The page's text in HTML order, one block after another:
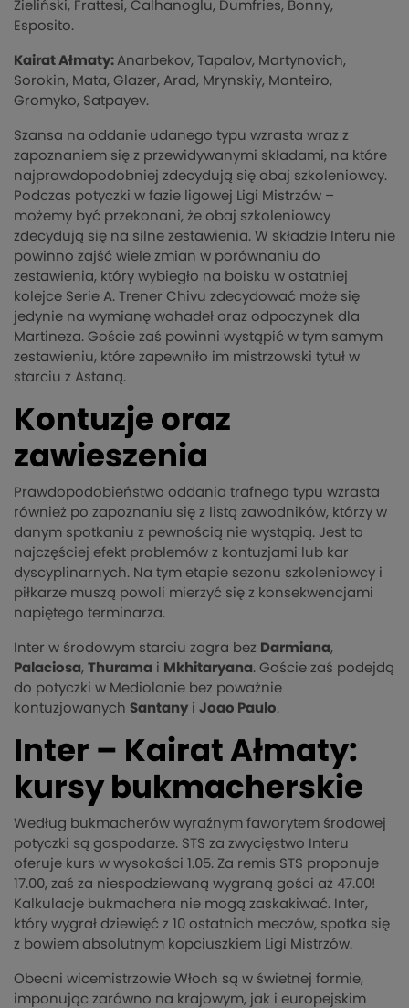
Zieliński, Frattesi, Calhanoglu, Dumfries, Bonny,
Esposito.
Kairat Ałmaty: Anarbekov, Tapalov, Martynovich,
Sorokin, Mata, Glazer, Arad, Mrynskiy, Monteiro,
Gromyko, Satpayev.
Szansa na oddanie udanego typu wzrasta wraz z
zapoznaniem się z przewidywanymi składami, na które
najprawdopodobniej zdecydują się obaj szkoleniowcy.
Podczas potyczki w fazie ligowej Ligi Mistrzów –
możemy być przekonani, że obaj szkoleniowcy
zdecydują się na silne zestawienia. W składzie Interu nie
powinno zajść wiele zmian w porównaniu do
zestawienia, który wybiegło na boisku w ostatniej
kolejce Serie A. Trener Chivu zdecydować może się
jedynie na wymianę wahadeł oraz odpoczynek dla
Martineza. Goście zaś powinni wystąpić w tym samym
zestawieniu, które zapewniło im mistrzowski tytuł w
starciu z Astaną.
Kontuzje oraz
zawieszenia
Prawdopodobieństwo oddania trafnego typu wzrasta
również po zapoznaniu się z listą zawodników, którzy w
danym spotkaniu z pewnością nie wystąpią. Jest to
najczęściej efekt problemów z kontuzjami lub kar
dyscyplinarnych. Na tym etapie sezonu szkoleniowcy i
piłkarze muszą powoli mierzyć się z konsekwencjami
napiętego terminarza.
Inter w środowym starciu zagra bez Darmiana,
Palaciosa, Thurama i Mkhitaryana. Goście zaś podejdą
do potyczki w Mediolanie bez poważnie
kontuzjowanych Santany i Joao Paulo.
Inter – Kairat Ałmaty:
kursy bukmacherskie
Według bukmacherów wyraźnym faworytem środowej
potyczki są gospodarze. STS za zwycięstwo Interu
oferuje kurs w wysokości 1.05. Za remis STS proponuje
17.00, zaś za niespodziewaną wygraną gości aż 47.00!
Kalkulacje bukmachera nie mogą zaskakiwać. Inter,
który wygrał dziewięć z 10 ostatnich meczów, spotka się
z bowiem absolutnym kopciuszkiem Ligi Mistrzów.
Obecni wicemistrzowie Włoch są w świetnej formie,
imponując zarówno na krajowym, jak i europejskim